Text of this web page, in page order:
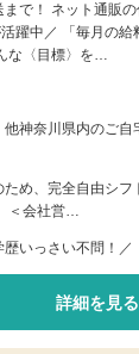
まで！ ネット通販
躍中／ 「毎月の給
な〈目標〉を…
他神奈川県内のご
ため、完全自由シ
＜会社営…
いっさい不問！／
詳細を見る